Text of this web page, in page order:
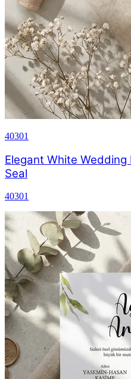
40301
Elegant White
Seal
40301